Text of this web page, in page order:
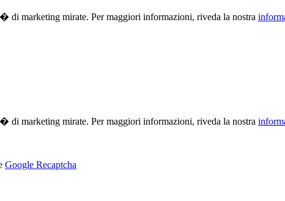
di marketing mirate. Per maggiori informazioni, riveda la nostra
di marketing mirate. Per maggiori informazioni, riveda la nostra
Google Recaptcha